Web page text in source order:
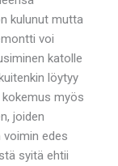
kulunut mutta
voi
katolle
löytyy
myös
joiden
edes
syitä ehtii